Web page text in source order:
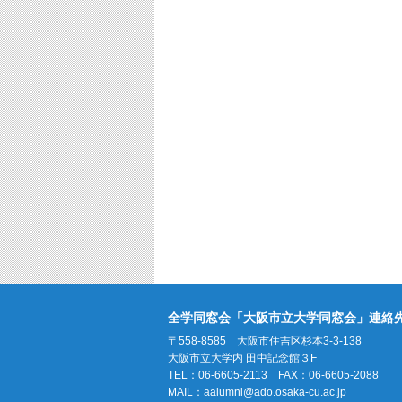
全学同窓会「大阪市立大学同窓会」連絡
〒558-8585 大阪市住吉区杉本3-3-138
大阪市立大学内 田中記念館３F
TEL：06-6605-2113 FAX：06-6605-2088
MAIL： aalumni@ado.osaka-cu.ac.jp